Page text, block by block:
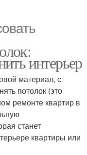
интерьер
материал, с
потолок (это
ремонте квартир в
станет
квартиры или